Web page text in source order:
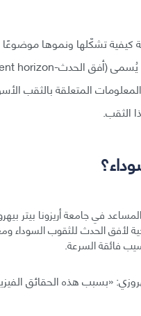
تشكّلها ونموها موضوعًا
المتعلقة بالثقب
الثقب.
في جامعة أريزونا بيتر
لأفق الحدث للثقوب السوداء
فائقة السرعة.
«بسبب هذه الحقائق